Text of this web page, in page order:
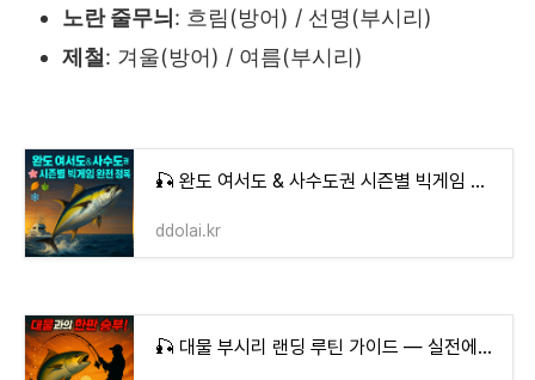
노란 줄무늬 : 흐림(방어) / 선명(부시리)
제철 : 겨울(방어) / 여름(부시리)
🎣 완도 여서도 & 사수도권 시즌별 빅게임 완전 정복
ddolai.kr
🎣 대물 부시리 랜딩 루틴 가이드 — 실전에서 바로 쓰는 완벽 가이드